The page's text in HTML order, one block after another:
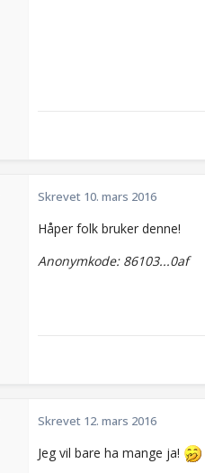
Skrevet 10. mars 2016
Håper folk bruker denne!
Anonymkode: 86103...0af
Skrevet 12. mars 2016
Jeg vil bare ha mange ja!